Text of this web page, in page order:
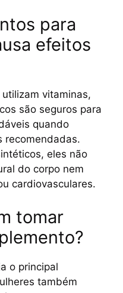
para
efeitos
vitaminas,
são seguros para
quando
recomendadas.
eles não
do corpo nem
cardiovasculares.
tomar
o principal
também